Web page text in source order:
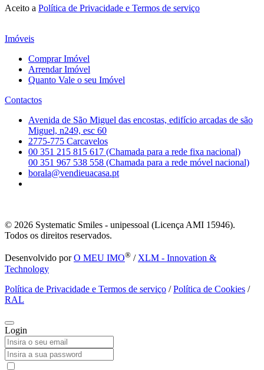
Aceito a Política de Privacidade e Termos de serviço
Imóveis
Comprar Imóvel
Arrendar Imóvel
Quanto Vale o seu Imóvel
Contactos
Avenida de São Miguel das encostas, edifício arcadas de são
Miguel, n249, esc 60
2775-775 Carcavelos
00 351 215 815 617 (Chamada para a rede fixa nacional)
00 351 967 538 558 (Chamada para a rede móvel nacional)
borala@vendieuacasa.pt
© 2026 Systematic Smiles - unipessoal (Licença AMI 15946).
Todos os direitos reservados.
Desenvolvido porO MEU IMO® /XLM - Innovation &
Technology
Política de Privacidade e Termos de serviço /Política de Cookies /
RAL
Login